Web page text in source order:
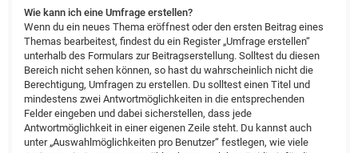
Wie kann ich eine Umfrage erstellen?
Wenn du ein neues Thema eröffnest oder den ersten Beitrag eines
Themas bearbeitest, findest du ein Register „Umfrage erstellen“
unterhalb des Formulars zur Beitragserstellung. Solltest du diesen
Bereich nicht sehen können, so hast du wahrscheinlich nicht die
Berechtigung, Umfragen zu erstellen. Du solltest einen Titel und
mindestens zwei Antwortmöglichkeiten in die entsprechenden
Felder eingeben und dabei sicherstellen, dass jede
Antwortmöglichkeit in einer eigenen Zeile steht. Du kannst auch
unter „Auswahlmöglichkeiten pro Benutzer“ festlegen, wie viele